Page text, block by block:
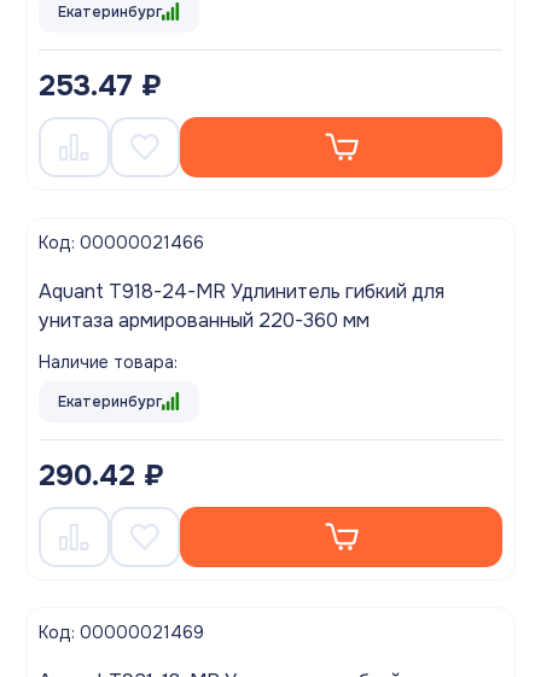
Екатеринбург
253.47 ₽
Код: 00000021466
Aquant T918-24-MR Удлинитель гибкий для
унитаза армированный 220-360 мм
Наличие товара:
Екатеринбург
290.42 ₽
Код: 00000021469